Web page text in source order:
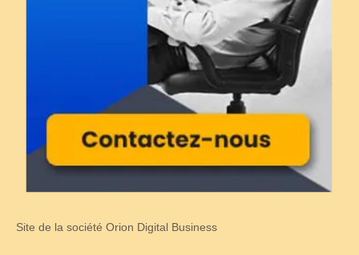
Site de la société Orion Digital Business